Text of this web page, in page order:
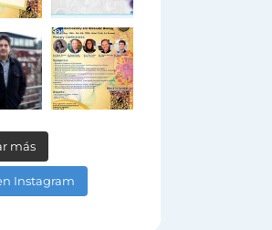
más
Instagram